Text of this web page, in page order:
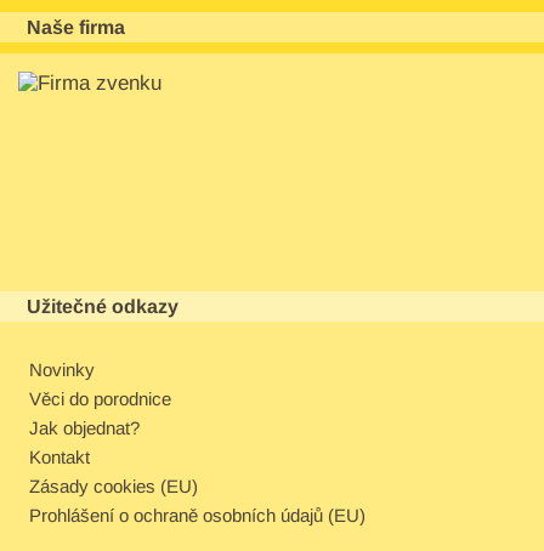
Naše firma
Užitečné odkazy
Novinky
Věci do porodnice
Jak objednat?
Kontakt
Zásady cookies (EU)
Prohlášení o ochraně osobních údajů (EU)